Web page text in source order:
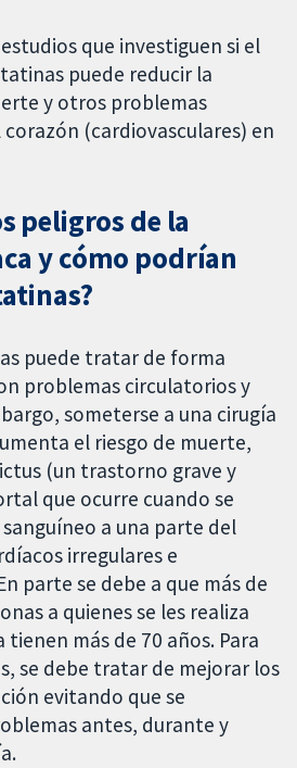
que investiguen si el
puede reducir la
y otros problemas
(cardiovasculares) en
peligros de la
y cómo podrían
puede tratar de forma
problemas circulatorios y
someterse a una cirugía
el riesgo de muerte,
(un trastorno grave y
que ocurre cuando se
a una parte del
irregulares e
parte se debe a que más de
a quienes se les realiza
más de 70 años. Para
se debe tratar de mejorar los
evitando que se
antes, durante y